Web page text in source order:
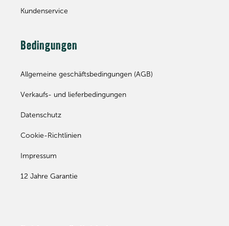
Kundenservice
Bedingungen
Allgemeine geschäftsbedingungen (AGB)
Verkaufs- und lieferbedingungen
Datenschutz
Cookie-Richtlinien
Impressum
12 Jahre Garantie